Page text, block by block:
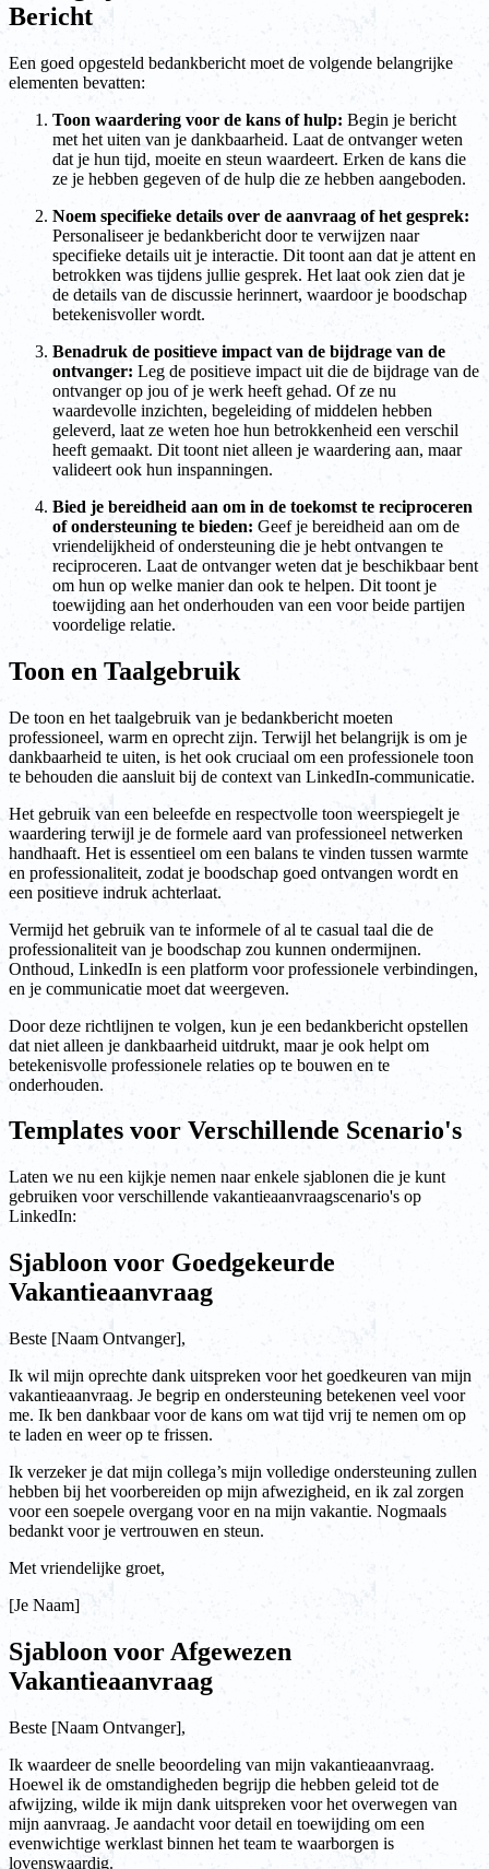
Bericht
Een goed opgesteld bedankbericht moet de volgende belangrijke
elementen bevatten:
Toon waardering voor de kans of hulp: Begin je bericht
met het uiten van je dankbaarheid. Laat de ontvanger weten
dat je hun tijd, moeite en steun waardeert. Erken de kans die
ze je hebben gegeven of de hulp die ze hebben aangeboden.
Noem specifieke details over de aanvraag of het gesprek:
Personaliseer je bedankbericht door te verwijzen naar
specifieke details uit je interactie. Dit toont aan dat je attent en
betrokken was tijdens jullie gesprek. Het laat ook zien dat je
de details van de discussie herinnert, waardoor je boodschap
betekenisvoller wordt.
Benadruk de positieve impact van de bijdrage van de
ontvanger: Leg de positieve impact uit die de bijdrage van de
ontvanger op jou of je werk heeft gehad. Of ze nu
waardevolle inzichten, begeleiding of middelen hebben
geleverd, laat ze weten hoe hun betrokkenheid een verschil
heeft gemaakt. Dit toont niet alleen je waardering aan, maar
valideert ook hun inspanningen.
Bied je bereidheid aan om in de toekomst te reciproceren
of ondersteuning te bieden: Geef je bereidheid aan om de
vriendelijkheid of ondersteuning die je hebt ontvangen te
reciproceren. Laat de ontvanger weten dat je beschikbaar bent
om hun op welke manier dan ook te helpen. Dit toont je
toewijding aan het onderhouden van een voor beide partijen
voordelige relatie.
Toon en Taalgebruik
De toon en het taalgebruik van je bedankbericht moeten
professioneel, warm en oprecht zijn. Terwijl het belangrijk is om je
dankbaarheid te uiten, is het ook cruciaal om een professionele toon
te behouden die aansluit bij de context van LinkedIn-communicatie.
Het gebruik van een beleefde en respectvolle toon weerspiegelt je
waardering terwijl je de formele aard van professioneel netwerken
handhaaft. Het is essentieel om een balans te vinden tussen warmte
en professionaliteit, zodat je boodschap goed ontvangen wordt en
een positieve indruk achterlaat.
Vermijd het gebruik van te informele of al te casual taal die de
professionaliteit van je boodschap zou kunnen ondermijnen.
Onthoud, LinkedIn is een platform voor professionele verbindingen,
en je communicatie moet dat weergeven.
Door deze richtlijnen te volgen, kun je een bedankbericht opstellen
dat niet alleen je dankbaarheid uitdrukt, maar je ook helpt om
betekenisvolle professionele relaties op te bouwen en te
onderhouden.
Templates voor Verschillende Scenario's
Laten we nu een kijkje nemen naar enkele sjablonen die je kunt
gebruiken voor verschillende vakantieaanvraagscenario's op
LinkedIn:
Sjabloon voor Goedgekeurde
Vakantieaanvraag
Beste [Naam Ontvanger],
Ik wil mijn oprechte dank uitspreken voor het goedkeuren van mijn
vakantieaanvraag. Je begrip en ondersteuning betekenen veel voor
me. Ik ben dankbaar voor de kans om wat tijd vrij te nemen om op
te laden en weer op te frissen.
Ik verzeker je dat mijn collega’s mijn volledige ondersteuning zullen
hebben bij het voorbereiden op mijn afwezigheid, en ik zal zorgen
voor een soepele overgang voor en na mijn vakantie. Nogmaals
bedankt voor je vertrouwen en steun.
Met vriendelijke groet,
[Je Naam]
Sjabloon voor Afgewezen
Vakantieaanvraag
Beste [Naam Ontvanger],
Ik waardeer de snelle beoordeling van mijn vakantieaanvraag.
Hoewel ik de omstandigheden begrijp die hebben geleid tot de
afwijzing, wilde ik mijn dank uitspreken voor het overwegen van
mijn aanvraag. Je aandacht voor detail en toewijding om een
evenwichtige werklast binnen het team te waarborgen is
lovenswaardig.